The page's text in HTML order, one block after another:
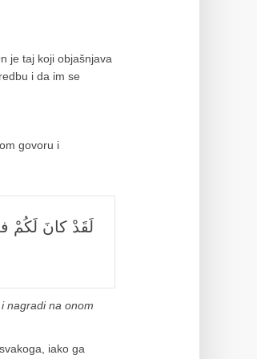
je taj koji objašnjava
i da im se
govoru i
nagradi na onom
iako ga